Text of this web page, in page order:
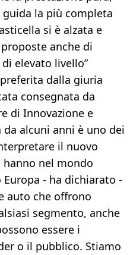
guida la più completa
si è alzata e
anche di
elevato livello”
dalla giuria
consegnata da
di Innovazione e
alcuni anni è uno dei
il nuovo
nel mondo
- ha dichiarato -
auto che offrono
segmento, anche
essere i
o il pubblico. Stiamo